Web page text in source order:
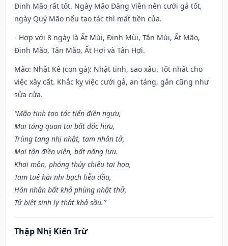
Đinh Mão rất tốt. Ngày Mão Đăng Viên nên cưới gả tốt,
ngày Quý Mão nếu tạo tác thì mất tiền của.
- Hợp với 8 ngày là Ất Mùi, Đinh Mùi, Tân Mùi, Ất Mão,
Đinh Mão, Tân Mão, Ất Hợi và Tân Hợi.
Mão: Nhật Kê (con gà): Nhật tinh, sao xấu. Tốt nhất cho
việc xây cất. Khắc kỵ việc cưới gả, an táng, gắn cũng như
sửa cửa.
“Mão tinh tạo tác tiến điền ngưu,
Mai táng quan tai bất đắc hưu,
Trùng tang nhị nhật, tam nhân tử,
Mại tận điền viên, bất năng lưu.
Khai môn, phóng thủy chiêu tai họa,
Tam tuế hài nhi bạch liễu đầu,
Hôn nhân bất khả phùng nhật thử,
Tử biệt sinh ly thật khả sầu.”
Thập Nhị Kiến Trừ